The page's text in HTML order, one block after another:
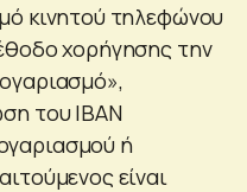
κινητού τηλεφώνου
χορήγησης την
του IBAN
ή
είναι